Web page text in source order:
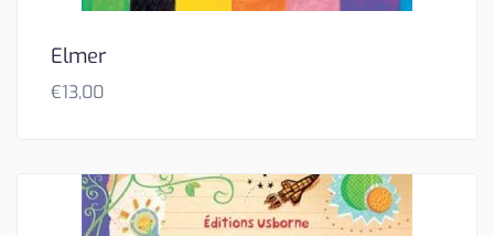
Elmer
€13,00